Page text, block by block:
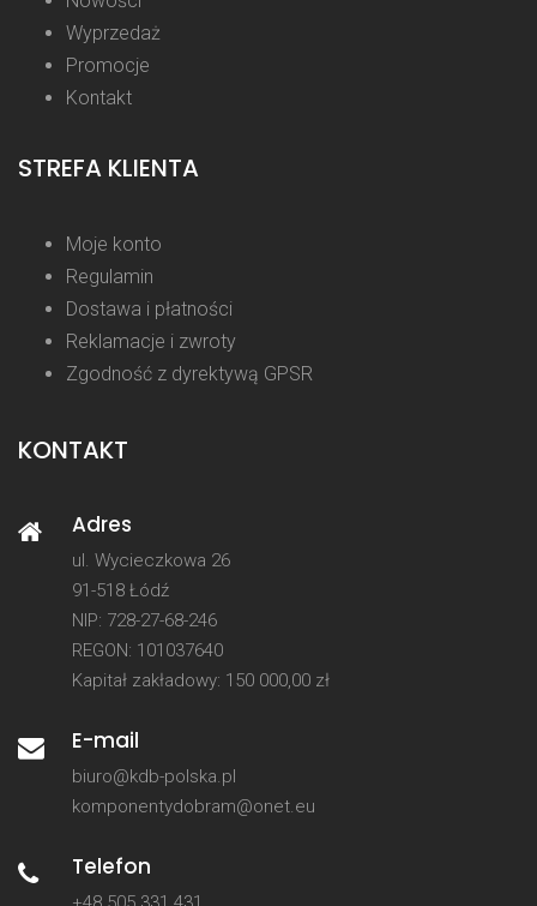
Wyprzedaż
Promocje
Kontakt
STREFA KLIENTA
Moje konto
Regulamin
Dostawa i płatności
Reklamacje i zwroty
Zgodność z dyrektywą GPSR
KONTAKT
Adres
ul. Wycieczkowa 26
91-518 Łódź
NIP: 728-27-68-246
REGON: 101037640
Kapitał zakładowy: 150 000,00 zł
E-mail
biuro@kdb-polska.pl
komponentydobram@onet.eu
Telefon